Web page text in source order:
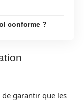
conforme ?
garantir que les